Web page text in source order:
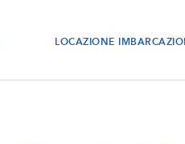
LOCAZIONE